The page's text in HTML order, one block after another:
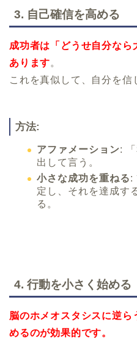
3. 自己確信を高める
成功者は「どうせ自分な
あります。
これを真似して、自分を信
方法:
アファメーション:
出して言う。
小さな成功を重ねる:
定し、それを達成す
る。
4. 行動を小さく始める
脳のホメオスタシスに逆
めるのが効果的です。